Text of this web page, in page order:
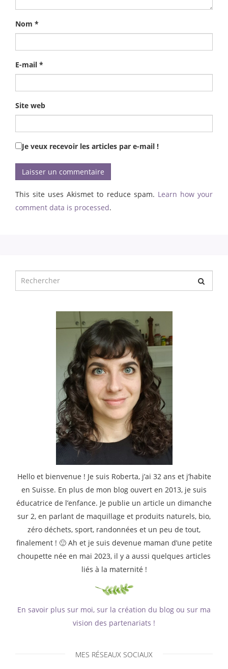
Nom *
E-mail *
Site web
Je veux recevoir les articles par e-mail !
This site uses Akismet to reduce spam. Learn how your
comment data is processed.
pour
:
Hello et bienvenue ! Je suis Roberta, j’ai 32 ans et j’habite
en Suisse. En plus de mon blog ouvert en 2013, je suis
éducatrice de l’enfance. Je publie un article un dimanche
sur 2, en parlant de maquillage et produits naturels, bio,
zéro déchets, sport, randonnées et un peu de tout,
finalement ! 🙂 Ah et je suis devenue maman d’une petite
choupette née en mai 2023, il y a aussi quelques articles
liés à la maternité !
En savoir plus sur moi, sur la création du blog ou sur ma
vision des partenariats !
MES RÉSEAUX SOCIAUX